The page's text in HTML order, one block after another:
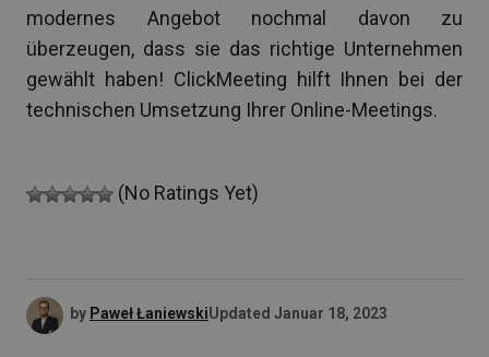
modernes Angebot nochmal davon zu
überzeugen, dass sie das richtige Unternehmen
gewählt haben! ClickMeeting hilft Ihnen bei der
technischen Umsetzung Ihrer Online-Meetings.
(No Ratings Yet)
by Paweł ŁaniewskiUpdated Januar 18, 2023